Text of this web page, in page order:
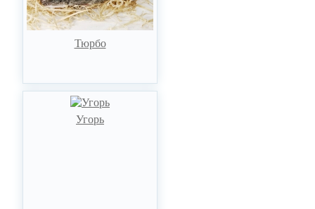
Тюрбо
Угорь